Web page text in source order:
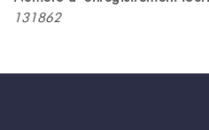
la salle de bain
131862